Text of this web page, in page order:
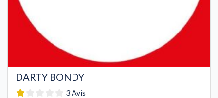
DARTY BONDY
3 Avis